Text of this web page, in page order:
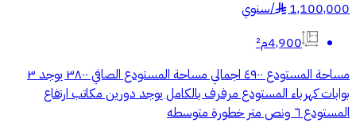
1,100,000
§
/سنوي
4,900م²
مساحة المستودع ٤٩٠٠ اجمالي مساحة المستودع الصافي ٣٨٠٠ يوجد ٣
بوابات كهرباء المستودع مرفرف بالكامل يوجد دورين مكاتب ارتفاع
المستودع ٦ ونص متر خطورة متوسطه